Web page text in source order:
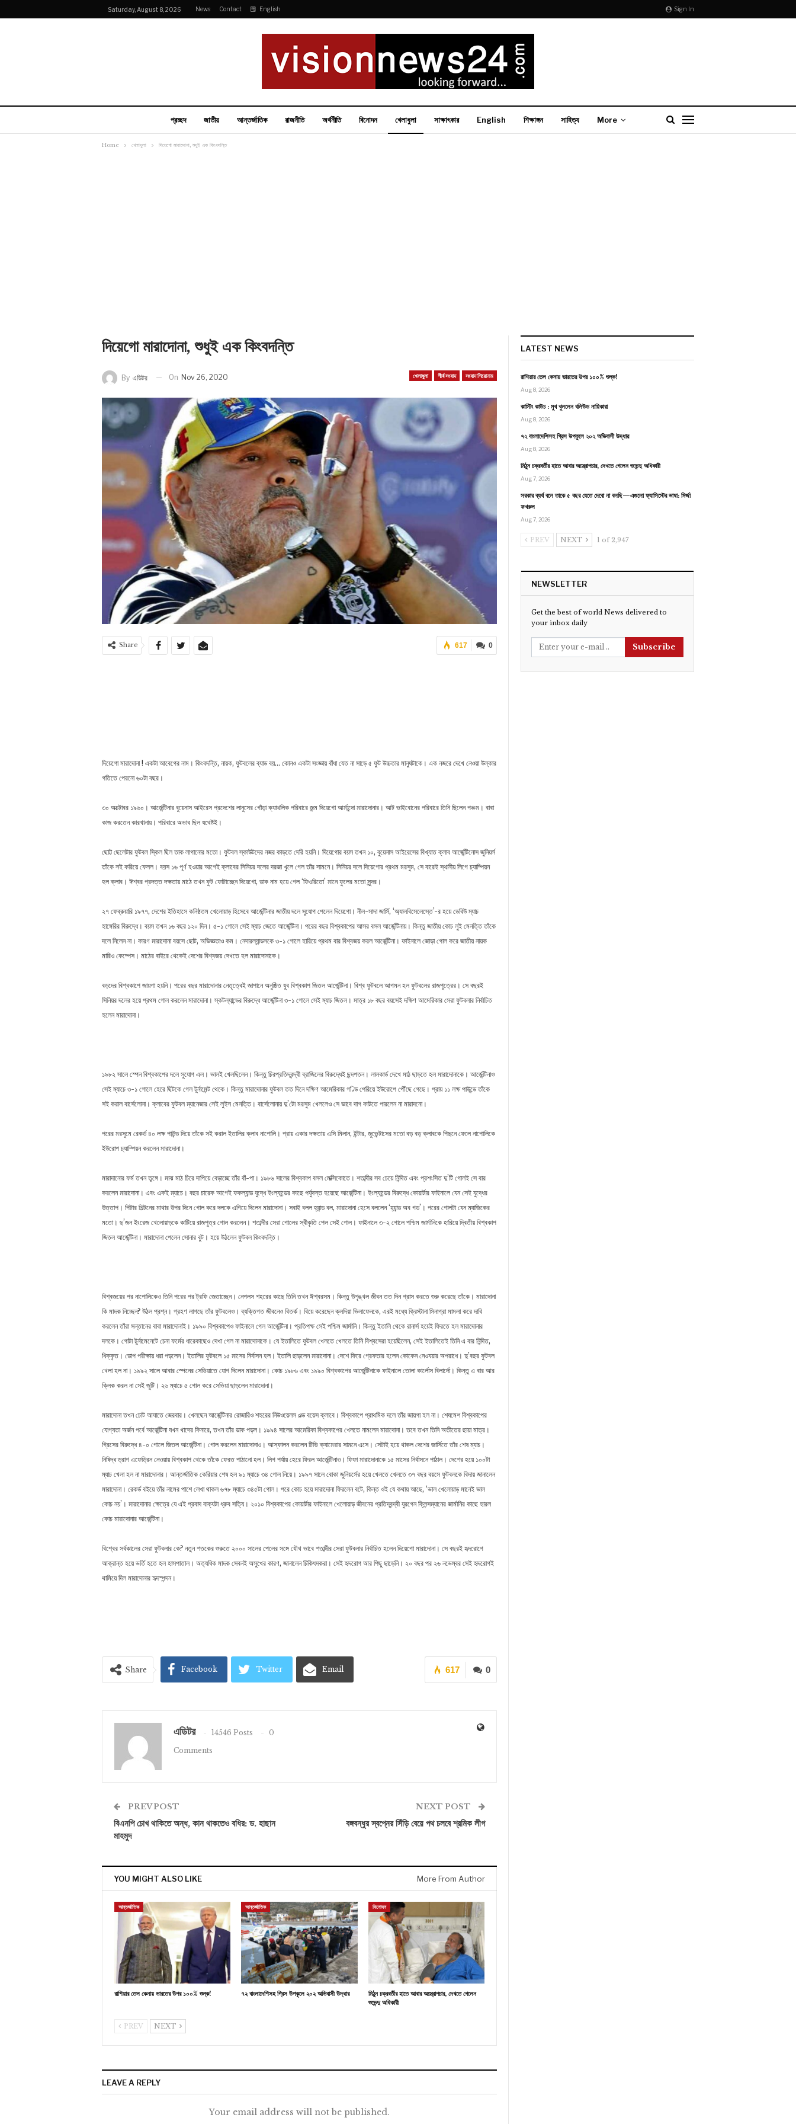
Sign In
Saturday, August 8, 2026 News Contact English
প্রচ্ছদ জাতীয় আন্তর্জাতিক রাজনীতি অর্থনীতি বিনোদন খেলাধুলা সাক্ষাৎকার English শিক্ষাঙ্গন সাহিত্য More
Home খেলাধুলা দিয়েগো মারাদোনা, শুধুই এক কিংবদন্তি
দিয়েগো মারাদোনা, শুধুই এক কিংবদন্তি
খেলাধুলা শীর্ষ সংবাদ সংবাদ শিরোনাম
By এডিটর On Nov 26, 2020
0
617
Share
দিয়েগো মারাদোনা ! একটা আবেগের নাম। কিংবদন্তি, নায়ক, ফুটবলের ব্যাড বয়… কোনও একটা সংজ্ঞায় বাঁধা যেত না সাড়ে ৫ ফুট উচ্চতার মানুষটাকে। এক নজরে দেখে নেওয়া উল্কার
গতিতে পেরনো ৬০টা বছর।
৩০ অক্টোবর ১৯৬০। আর্জেন্টিনার বুয়েনাস আইরেস প্রদেশের লানুসের গোঁড়া ক্যাথলিক পরিবারে জন্ম দিয়েগো আর্মান্দো মারাদোনার। আট ভাইবোনের পরিবারে তিনি ছিলেন পঞ্চম। বাবা
কাজ করতেন কারখানায়। পরিবারে অভাব ছিল যথেষ্টই।
ছোট্ট ছেলেটার ফুটবল স্কিল ছিল তাক লাগানোর মতো। ফুটবল স্কাউটদের নজর কাড়তে দেরি হয়নি। দিয়েগোর বয়স তখন ১০, বুয়েনাস আইরেসের বিখ্যাত ক্লাব আর্জেন্টিনোস জুনিয়র্স
তাঁকে সই করিয়ে ফেলল। বয়স ১৬ পূর্ণ হওয়ার আগেই ক্লাবের সিনিয়র দলের দরজা খুলে গেল তাঁর সামনে। সিনিয়র দলে দিয়েগোর প্রথম মরসুম, সে বারেই স্থানীয় লিগে চ্যাম্পিয়ন
হল ক্লাব। ঈশ্বর প্রদত্ত দক্ষতায় মাঠে তখন ফুট ফোটাচ্ছেন দিয়েগো, ডাক নাম হয়ে গেল ‘ফিওরিতো’ মানে ফুলের মতো সুন্দর।
২৭ ফেব্রুয়ারি ১৯৭৭, দেশের ইতিহাসে কনিষ্ঠতম খেলোয়াড় হিসেবে আর্জেন্টিনার জাতীয় দলে সুযোগ পেলেন দিয়েগো। নীল-সাদা জার্সি, ‘অ্যালবিসেলেস্তে’-র হয়ে ডেবিউ ম্যাচ
হাঙ্গেরির বিরুদ্ধে। বয়স তখন ১৬ বছর ১২০ দিন। ৫-১ গোলে সেই ম্যাচ জেতে আর্জেন্টিনা। পরের বছর বিশ্বকাপের আসর বসল আর্জেন্টিনায়। কিন্তু জাতীয় কোচ লুই মেনত্তি তাঁকে
দলে নিলেন না। কারণ মারাদোনা বয়সে ছোট, অভিজ্ঞতাও কম। নেদারল্যান্ডসকে ৩-১ গোলে হারিয়ে প্রথম বার বিশ্বজয় করল আর্জেন্টিনা। ফাইনালে জোড়া গোল করে জাতীয় নায়ক
মারিও কেম্পেস। মাঠের বাইরে থেকেই দেশের বিশ্বজয় দেখতে হল মারাদোনাকে।
বড়দের বিশ্বকাপে জায়গা হয়নি। পরের বছর মারাদোনার নেতৃত্বেই জাপানে অনুষ্ঠিত যুব বিশ্বকাপ জিতল আর্জেন্টিনা। বিশ্ব ফুটবলে আগমন হল ফুটবলের রাজপুত্রের। সে বছরই
সিনিয়র দলের হয়ে প্রথম গোল করলেন মারাদোনা। স্কটল্যান্ডের বিরুদ্ধে আর্জেন্টিনা ৩-১ গোলে সেই ম্যাচ জিতল। মাত্র ১৮ বছর বয়সেই দক্ষিণ আমেরিকার সেরা ফুটবলার নির্বাচিত
হলেন মারাদোনা।
১৯৮২ সালে স্পেন বিশ্বকাপের দলে সুযোগ এল। ভালই খেলছিলেন। কিন্তু চিরপ্রতিদ্বন্দ্বী ব্রাজিলের বিরুদ্ধেই ছন্দপতন। লালকার্ড দেখে মাঠ ছাড়তে হল মারাদোনাকে। আর্জেন্টিনাও
সেই ম্যাচে ৩-১ গোলে হেরে ছিটকে গেল টুর্নামেন্ট থেকে। কিন্তু মারাদোনার ফুটবল তত দিনে দক্ষিণ আমেরিকার গণ্ডি পেরিয়ে ইউরোপে পৌঁছে গেছে। প্রায় ১১ লক্ষ পাউন্ডে তাঁকে
সই করাল বার্সেলোনা। ক্লাবের ফুটবল ম্যানেজার সেই লুইস মেনত্তি। বার্সেলোনায় দু’টো মরসুম খেললেও সে ভাবে দাগ কাটতে পারলেন না মারাদনো।
পরের মরসুমে রেকর্ড ৪০ লক্ষ পাউন্ড দিয়ে তাঁকে সই করাল ইতালির ক্লাব নাপোলি। প্রায় একার দক্ষতায় এসি মিলান, ইন্টার, জুভেন্টাসের মতো বড় বড় ক্লাবকে পিছনে ফেলে নাপোলিকে
ইউরোপ চ্যাম্পিয়ন করলেন মারাদোনা।
মারাদানোর ফর্ম তখন তুঙ্গে। মাঝ মাঠ চিরে দাপিয়ে বেড়াচ্ছে তাঁর বাঁ-পা। ১৯৮৬ সালের বিশ্বকাপ বসল মেক্সিকোতে। শতাব্দীর সব চেয়ে নিন্দিত এবং প্রশংসিত দু’টি গোলই সে বার
করলেন মারাদোনা। এবং একই ম্যাচে। বছর চারেক আগেই ফকল্যান্ড যুদ্ধে ইংল্যান্ডের কাছে পর্যুদস্ত হয়েছে আর্জেন্টিনা। ইংল্যান্ডের বিরুদ্ধে কোয়ার্টার ফাইনালে যেন সেই যুদ্ধের
উত্তাপ। পিটার শিল্টনের মাথার উপর দিনে গোল করে দলকে এগিয়ে দিলেন মারাদোনা। সবাই বলল হ্যান্ড বল, মারাদোনা হেসে বললেন ‘হ্যান্ড অব গড’। পরের গোলটা যেন ম্যাজিকের
মতো। ছ’জন ইংরেজ খেলোয়াড়কে কাটিয়ে রাজপুত্র গোল করলেন। শতাব্দীর সেরা গোলের স্বীকৃতি পেল সেই গোল। ফাইনালে ৩-২ গোলে পশ্চিম জার্মানিকে হারিয়ে দ্বিতীয় বিশ্বকাপ
জিতল আর্জেন্টিনা। মারাদোনা পেলেন সোনার বুট। হয়ে উঠলেন ফুটবল কিংবদন্তি।
বিশ্বজয়ের পর নাপোলিকেও তিনি পরের পর ট্রফি জেতাচ্ছেন। নেপলস শহরের কাছে তিনি তখন ঈশ্বরসম। কিন্তু উশৃঙ্খল জীবন তত দিন গ্রাস করতে শুরু করেছে তাঁকে। মারাদোনা
কি মাদক নিচ্ছেন? উঠল প্রশ্ন। গ্রহণ লাগছে তাঁর ফুটবলেও। ব্যক্তিগত জীবনেও বিতর্ক। বিয়ে করেছেন ক্লদিয়া ভিলাফেনকে, এরই মধ্যে ক্রিস্টানা সিনাগ্রা মামলা করে দাবি
করলেন তাঁরা সন্তানের বাবা মারাদোনাই। ১৯৯০ বিশ্বকাপেও ফাইনালে গেল আর্জেন্টিনা। প্রতিপক্ষ সেই পশ্চিম জার্মানি। কিন্তু ইতালি থেকে রানার্স হয়েই ফিরতে হল মারাদোনার
দলকে। গোটা টুর্নামেনেটে চেনা ফর্মের ধারেকাছেও দেখা গেল না মারাদোনাকে। যে ইতালিতে ফুটবল খেলতে খেলতে তিনি বিশ্বসেরা হয়েছিলেন, সেই ইতালিতেই তিনি এ বার নিন্দিত,
ধিক্কৃত। ডোপ পরীক্ষায় ধরা পড়লেন। ইতালির ফুটবলে ১৫ মাসের নির্বাসন হল। ইতালি ছাড়লেন মারাদোনা। দেশে ফিরে গ্রেফতার হলেন কোকেন নেওযয়ার অপরাধে। দু’বছর ফুটবল
খেলা হল না। ১৯৯২ সালে আবার স্পেনের সেভিয়াতে যোগ দিলেন মারাদোনা। কোচ ১৯৮৬ এবং ১৯৯০ বিশ্বকাপের আর্জেন্টিনাকে ফাইনালে তোলা কার্লোস বিলার্দো। কিন্তু এ বার আর
ক্লিক করল না সেই জুটি। ২৬ ম্যাচে ৫ গোল করে সেভিয়া ছাড়লেন মারাদোনা।
মারাদোনা তখন চোট আঘাতে জেরবার। খেলছেন আর্জেন্টিনার রোজারিও শহরের নিউওয়েলস ওল্ড বয়েস ক্লাবে। বিশ্বকাপে প্রাথমিক দলে তাঁর জায়গা হল না। শেষমেশ বিশ্বকাপের
যোগ্যতা অর্জন পর্বে আর্জেন্টিনা যখন খাদের কিনারে, তখন তাঁর ডাক পড়ল। ১৯৯৪ সালের আমেরিকা বিশ্বকাপের খেলতে নামলেন মারাদোনা। তবে তখন তিনি অতীতের ছায়া মাত্র।
গ্রিসের বিরুদ্ধে ৪-০ গোলে জিতল আর্জেন্টিনা। গোল করলেন মারাদোনাও। আস্ফালন করলেন টিভি ক্যামেরার সামনে এসে। সেটাই হয়ে থাকল দেশের জার্সিতে তাঁর শেষ ম্যাচ।
নিষিদ্ধ ড্রাগ এফেড্রিন নেওয়ায় বিশ্বকাপ থেকে তাঁকে ফেরত পাঠানো হল। লিগ পর্যায় হেরে ফিরল আর্জেন্টিনাও। ফিফা মারাদোনাকে ১৫ মাসের নির্বাসনে পাঠাল। দেশের হয়ে ১০০টা
ম্যাচ খেলা হল না মারাদোনার। আন্তর্জাতিক কেরিয়ার শেষ হল ৯১ ম্যাচে ৩৪ গোল নিয়ে। ১৯৯৭ সালে বোকা জুনিয়র্সের হয়ে খেলতে খেলতে ৩৭ বছর বয়সে ফুটবলকে বিদায় জানালেন
মারাদোনা। রেকর্ড বইয়ে তাঁর নামের পাশে লেখা থাকল ৬৭৮ ম্যাচে ৩৪৫টা গোল। পরে কোচ হয়ে মারাদোনা ফিরলেন বটে, কিন্ত ওই যে কথায় আছে, ‘ভাল খেলোয়াড় মানেই ভাল
কোচ নয়’। মারাদোনার ক্ষেত্রে যে এই প্রবাদ বাক্যটা ধ্রুব সত্যি। ২০১০ বিশ্বকাপের কোয়ার্টার ফাইনালে খেলোয়াড় জীবনের প্রতিদ্বন্দ্বী যুরগেন ক্লিন্সম্যানের জার্মানির কাছে হারল
কোচ মারাদোনার আর্জেন্টিনা।
বিশ্বের সর্বকালের সেরা ফুটবলার কে? নতুন শতকের শুরুতে ২০০০ সালের পেলের সঙ্গে যৌথ ভাবে শতাব্দীর সেরা ফুটবলার নির্বাচিত হলেন দিয়েগো মারাদোনা। সে বছরই হৃদরোগে
আক্রান্ত হয়ে ভর্তি হতে হল হাসপাতাল। অত্যধিক মাদক সেবনই অসুখের কারণ, জানালেন চিকিৎসকরা। সেই হৃদরোগ আর পিছু ছাড়েনি। ২০ বছর পর ২৬ নভেম্বর সেই হৃদরোগই
থামিয়ে দিল মারাদোনার হৃদস্পন্দন।
0
617
Share Facebook Twitter Email
এডিটর 14546 Posts
0
Comments
PREV POST
বিএনপি চোখ থাকিতে অন্ধ, কান থাকতেও বধির: ড. হাছান
মাহমুদ
NEXT POST
বঙ্গবন্ধুর স্বপ্নের সিঁড়ি বেয়ে পথ চলবে শ্রমিক লীগ
YOU MIGHT ALSO LIKE More From Author
আন্তর্জাতিক
রাশিয়ার তেল কেনায় ভারতের উপর ১০০% শুল্ক!
আন্তর্জাতিক
৭২ বাংলাদেশিসহ গ্রিস উপকূলে ২০২ অভিবাসী উদ্ধার
বিনোদন
মিঠুন চক্রবর্তীর হাতে আবার অস্ত্রোপচার, দেখতে গেলেন
শুভেন্দু অধিকারী
PREV NEXT
LEAVE A REPLY
Your email address will not be published.
LATEST NEWS
রাশিয়ার তেল কেনায় ভারতের উপর ১০০% শুল্ক!
Aug 8, 2026
কাস্টিং কাউচ : মুখ খুললেন বলিউড নায়িকারা
Aug 8, 2026
৭২ বাংলাদেশিসহ গ্রিস উপকূলে ২০২ অভিবাসী উদ্ধার
Aug 8, 2026
মিঠুন চক্রবর্তীর হাতে আবার অস্ত্রোপচার, দেখতে গেলেন শুভেন্দু অধিকারী
Aug 7, 2026
সরকার ব্যর্থ বলে তাকে ৫ বছর যেতে দেবো না বলছি—এগুলো ফ্যাসিস্টের ভাষা: মির্জা
ফখরুল
Aug 7, 2026
PREV NEXT 1 of 2,947
NEWSLETTER
Get the best of world News delivered to
your inbox daily
Subscribe